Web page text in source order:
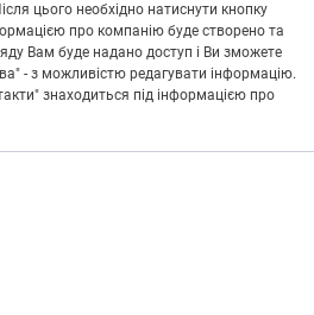
цього необхідно натиснути кнопку
про компанію буде створено та
Вам буде надано доступ і Ви зможете
- з можливістю редагувати інформацію.
знаходиться під інформацією про